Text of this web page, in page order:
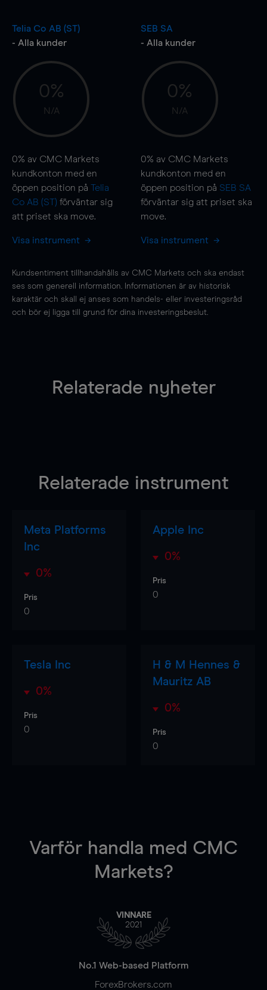
Telia Co AB (ST)
- Alla kunder
0%
N/A
0% av CMC Markets
kundkonton med en
öppen position på Telia
Co AB (ST) förväntar sig
att priset ska move.
Visa instrument
SEB SA
- Alla kunder
0%
N/A
0% av CMC Markets
kundkonton med en
öppen position på SEB SA
förväntar sig att priset ska
move.
Visa instrument
Kundsentiment tillhandahålls av CMC Markets och ska endast
ses som generell information. Informationen är av historisk
karaktär och skall ej anses som handels- eller investeringsråd
och bör ej ligga till grund för dina investeringsbeslut.
Relaterade nyheter
Relaterade instrument
Meta Platforms
Inc
0%
Pris
0
Apple Inc
0%
Pris
0
Tesla Inc
0%
Pris
0
H & M Hennes &
Mauritz AB
0%
Pris
0
Varför handla med CMC
Markets?
VINNARE
2021
No.1 Web-based Platform
ForexBrokers.com